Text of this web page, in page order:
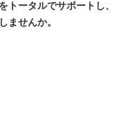
トータルでサポートし、
ませんか。